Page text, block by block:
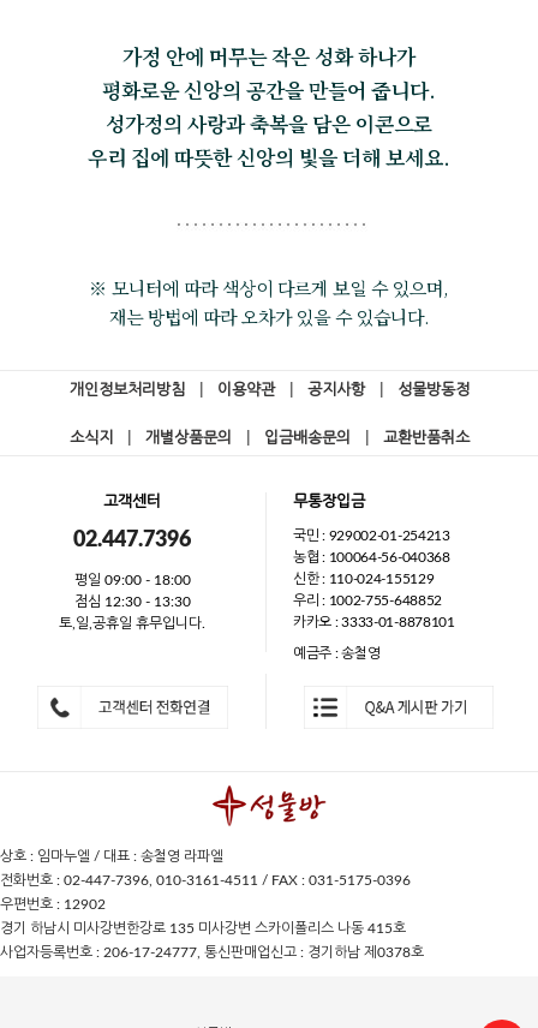
가정 안에 머무는 작은 성화 하나가
평화로운 신앙의 공간을 만들어 줍니다.
성가정의 사랑과 축복을 담은 이콘으로
우리 집에 따뜻한 신앙의 빛을 더해 보세요.
※ 모니터에 따라 색상이 다르게 보일 수 있으며,
재는 방법에 따라 오차가 있을 수 있습니다.
개인정보처리방침 이용약관 공지사항 성물방동정
소식지 개별상품문의 입금배송문의 교환반품취소
고객센터
02.447.7396
평일 09:00 - 18:00
점심 12:30 - 13:30
토,일,공휴일 휴무입니다.
무통장입금
국민 : 929002-01-254213
농협 : 100064-56-040368
신한 : 110-024-155129
우리 : 1002-755-648852
카카오 : 3333-01-8878101
예금주 : 송철영
상호 : 임마누엘 / 대표 : 송철영 라파엘
전화번호 : 02-447-7396, 010-3161-4511 / FAX : 031-5175-0396
우편번호 : 12902
경기 하남시 미사강변한강로 135 미사강변 스카이폴리스 나동 415호
사업자등록번호 : 206-17-24777, 통신판매업신고 : 경기하남 제0378호